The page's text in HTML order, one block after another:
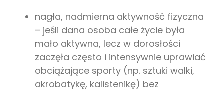
nagła, nadmierna aktywność fizyczna
– jeśli dana osoba całe życie była
mało aktywna, lecz w dorosłości
zaczęła często i intensywnie uprawiać
obciążające sporty (np. sztuki walki,
akrobatykę, kalistenikę) bez